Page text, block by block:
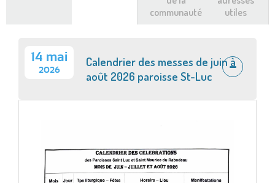
communauté
utiles
14 mai
2026
Calendrier des messes de juin à
août 2026 paroisse St-Luc